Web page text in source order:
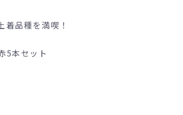
品種を満喫！
5本セット